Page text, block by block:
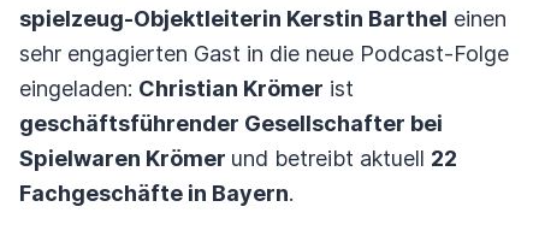
spielzeug-Objektleiterin Kerstin Barthel einen
sehr engagierten Gast in die neue Podcast-Folge
eingeladen: Christian Krömer ist
geschäftsführender Gesellschafter bei
Spielwaren Krömer und betreibt aktuell 22
Fachgeschäfte in Bayern.